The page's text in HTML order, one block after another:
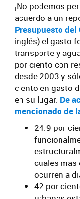
¡No podemos
acuerdo a un
Presupuesto del
inglés) el gasto
transporte y
por ciento con
desde 2003 y
ciento en gasto
en su lugar. De
mencionado de
24.9 por
cuales mas
ocurren a
42 por